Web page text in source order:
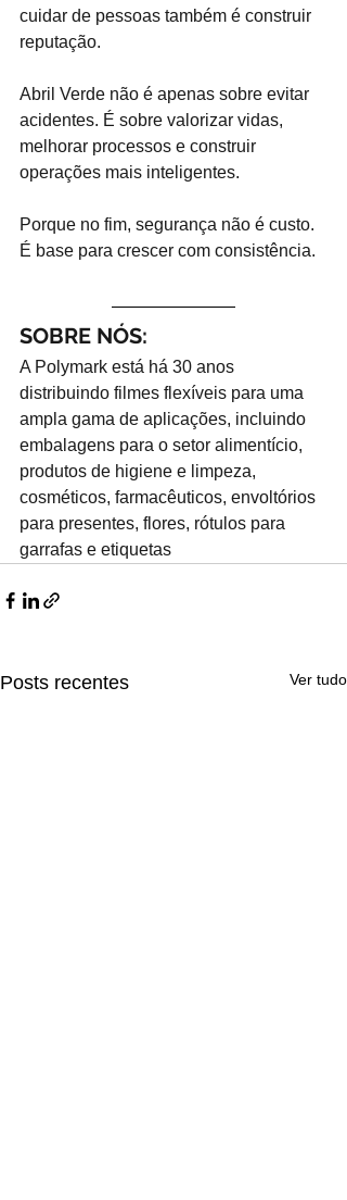
cuidar de pessoas também é construir
reputação.
Abril Verde não é apenas sobre evitar
acidentes. É sobre valorizar vidas,
melhorar processos e construir
operações mais inteligentes.
Porque no fim, segurança não é custo.
É base para crescer com consistência.
SOBRE NÓS:
A Polymark está há 30 anos
distribuindo filmes flexíveis para uma
ampla gama de aplicações, incluindo
embalagens para o setor alimentício,
produtos de higiene e limpeza,
cosméticos, farmacêuticos, envoltórios
para presentes, flores, rótulos para
garrafas e etiquetas
Posts recentes Ver tudo